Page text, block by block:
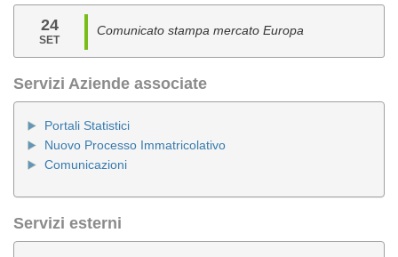
24
SET
Comunicato stampa mercato Europa
Servizi Aziende associate
Portali Statistici
Nuovo Processo Immatricolativo
Comunicazioni
Servizi esterni